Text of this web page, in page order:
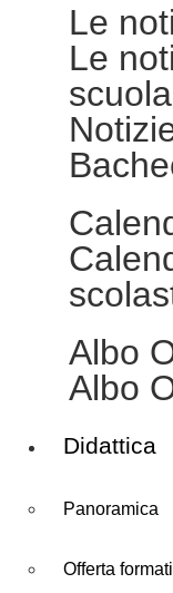
Le
Le
scuola
Albo
Albo
Didattica
Panoramica
Offerta